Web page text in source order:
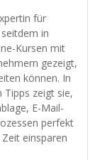
für
in
Kursen mit
gezeigt,
können. In
zeigt sie,
E-Mail-
perfekt
einsparen